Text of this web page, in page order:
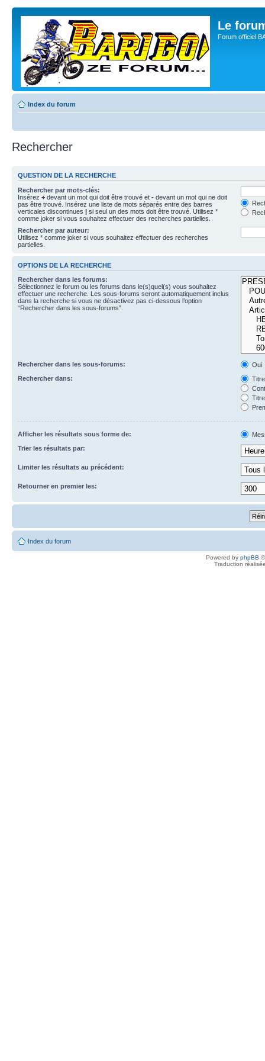
Le
Forum officiel
Index du forum
Rechercher
QUESTION DE LA RECHERCHE
Rechercher par mots-clés:
Insérez + devant un mot qui doit être trouvé et - devant un mot qui ne doit
pas être trouvé. Insérez une liste de mots séparés entre des barres
verticales discontinues | si seul un des mots doit être trouvé. Utilisez *
comme joker si vous souhaitez effectuer des recherches partielles.
Rechercher par auteur:
Utilisez * comme joker si vous souhaitez effectuer des recherches
partielles.
OPTIONS DE LA RECHERCHE
Rechercher dans les forums:
Sélectionnez le forum ou les forums dans le(s)quel(s) vous souhaitez
effectuer une recherche. Les sous-forums seront automatiquement inclus
dans la recherche si vous ne désactivez pas ci-dessous l’option
“Rechercher dans les sous-forums”.
Rechercher dans les sous-forums:
Oui
Rechercher dans:
Afficher les résultats sous forme de:
Trier les résultats par:
Limiter les résultats au précédent:
Retourner en premier les:
Index du forum
Powered by phpBB
Traduction